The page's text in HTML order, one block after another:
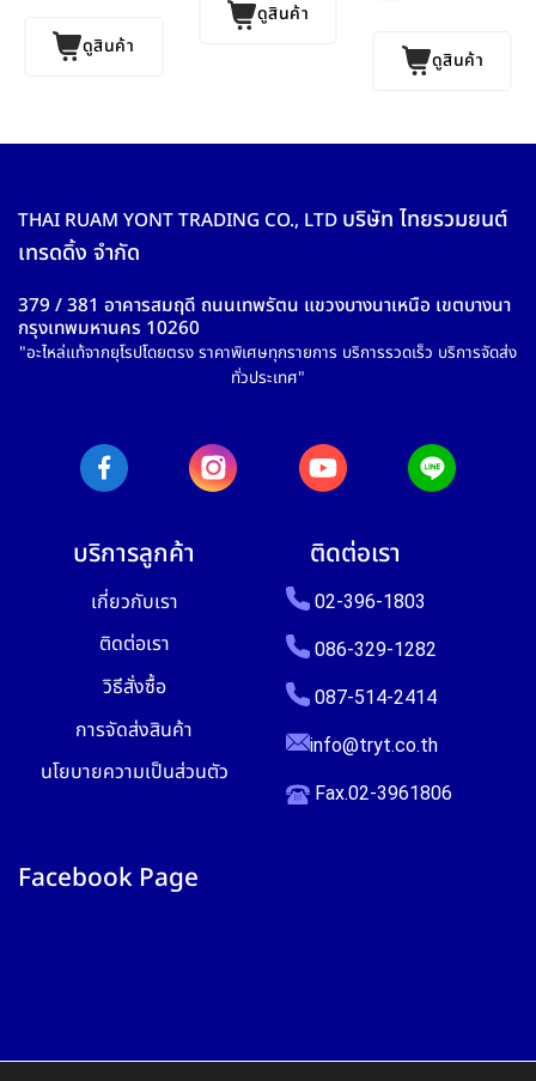
ดูสินค้า
ดูสินค้า
ดูสินค้า
THAI RUAM YONT TRADING CO., LTD บริษัท ไทยรวมยนต์
เทรดดิ้ง จำกัด
379 / 381 อาคารสมฤดี ถนนเทพรัตน แขวงบางนาเหนือ เขตบางนา
กรุงเทพมหานคร 10260
"อะไหล่แท้จากยุโรปโดยตรง ราคาพิเศษทุกรายการ บริการรวดเร็ว บริการจัดส่ง
ทั่วประเทศ"
บริการลูกค้า
เกี่ยวกับเรา
ติดต่อเรา
วิธีสั่งซื้อ
การจัดส่งสินค้า
นโยบายความเป็นส่วนตัว
ติดต่อเรา
02-396-1803
086-329-1282
087-514-2414
info@tryt.co.th
Fax.02-3961806
Facebook Page